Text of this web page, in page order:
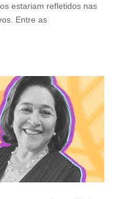
estariam refletidos nas
Entre as